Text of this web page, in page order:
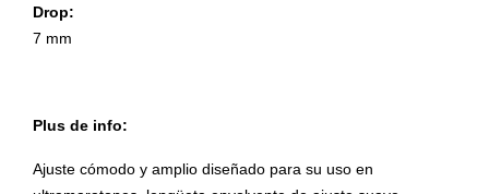
Drop:
7 mm
Plus de info:
Ajuste cómodo y amplio diseñado para su uso en